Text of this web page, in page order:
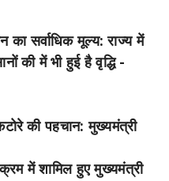
का सर्वाधिक मूल्य: राज्य में
की में भी हुई है वृद्धि -
की पहचान: मुख्यमंत्री
में शामिल हुए मुख्यमंत्री